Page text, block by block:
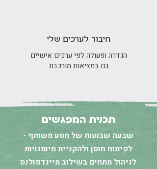
חיבור לערכים שלי
הגדרה ופעולה לפי ערכים אישיים
גם במציאות מורכבת
תכנית המפגשים
שבעה שבועות של מסע משותף -
לפיתוח חוסן ולהקניית מיומנויות
לניהול מתחים בשילוב מיינדפולנס